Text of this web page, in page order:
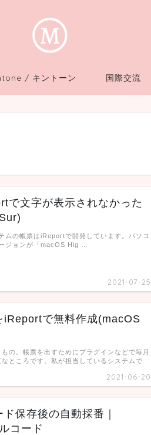
/ キントーン 国際交流
で文字が表示されなかった
2021-07-25
ムの帳票はiReportで開発しています。パソコ
ジョンが「macOS Hig …
iReportで無料作成(macOS
2021-06-20
の。帳票を出すためにプラグインなどで毎月
ところです。私が担当しているシステムで
保存後の自動採番｜
コード